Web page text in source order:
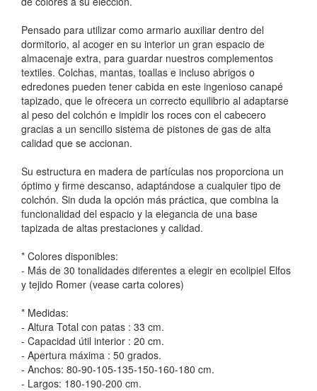
Pensado para utilizar como armario auxiliar dentro del
dormitorio, al acoger en su interior un gran espacio de
almacenaje extra, para guardar nuestros complementos
textiles. Colchas, mantas, toallas e incluso abrigos o
edredones pueden tener cabida en este ingenioso canapé
tapizado, que le ofrecera un correcto equilibrio al adaptarse
al peso del colchón e impidir los roces con el cabecero
gracias a un sencillo sistema de pistones de gas de alta
calidad que se accionan.
Su estructura en madera de partículas nos proporciona un
óptimo y firme descanso, adaptándose a cualquier tipo de
colchón. Sin duda la opción más práctica, que combina la
funcionalidad del espacio y la elegancia de una base
tapizada de altas prestaciones y calidad.
* Colores disponibles:
- Más de 30 tonalidades diferentes a elegir en ecolipiel Elfos
y tejido Romer (vease carta colores)
* Medidas:
- Altura Total con patas : 33 cm.
- Capacidad útil interior : 20 cm.
- Apertura máxima : 50 grados.
- Anchos: 80-90-105-135-150-160-180 cm.
- Largos: 180-190-200 cm.